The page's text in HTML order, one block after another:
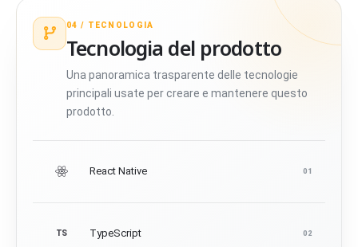
04 / TECNOLOGIA
Tecnologia del prodotto
Una panoramica trasparente delle tecnologie
principali usate per creare e mantenere questo
prodotto.
React Native 01
TS TypeScript 02